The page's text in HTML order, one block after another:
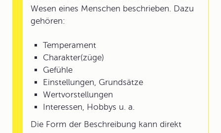
Wesen eines Menschen beschrieben. Dazu
gehören:
Temperament
Charakter(züge)
Gefühle
Einstellungen, Grundsätze
Wertvorstellungen
Interessen, Hobbys u. a.
Die Form der Beschreibung kann direkt